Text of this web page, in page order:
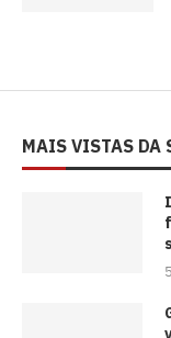
MAIS VISTAS DA